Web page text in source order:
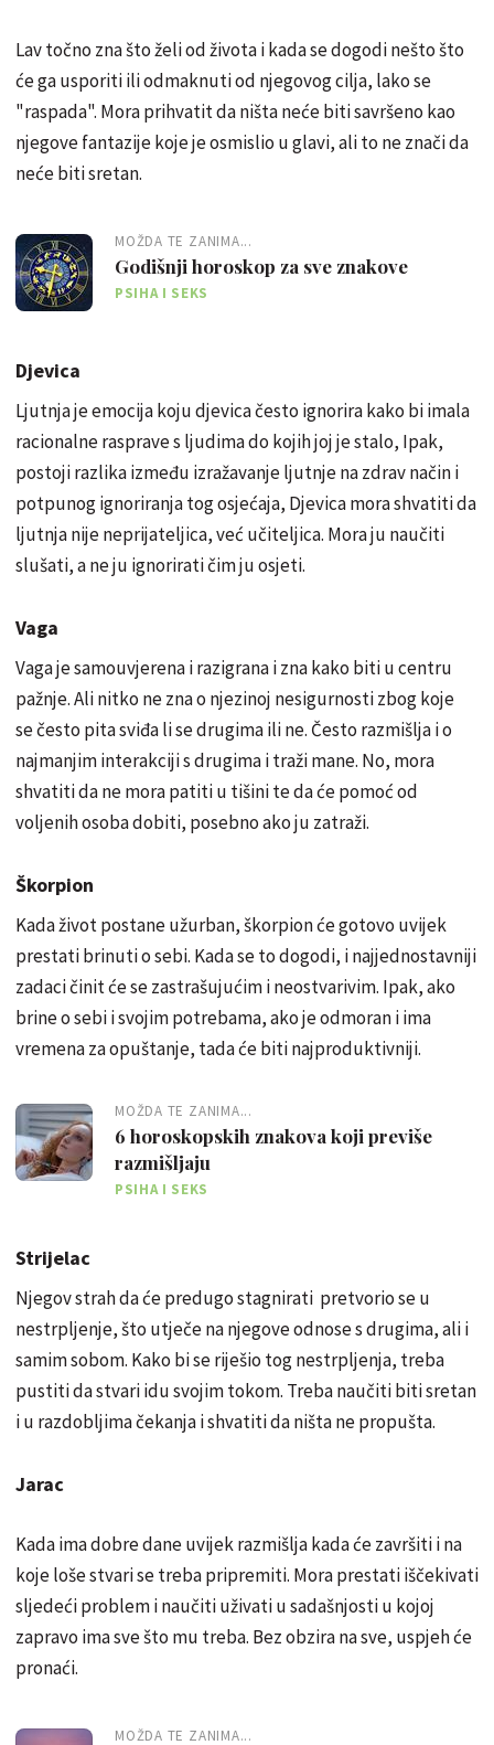
Lav točno zna što želi od života i kada se dogodi nešto što
će ga usporiti ili odmaknuti od njegovog cilja, lako se
"raspada". Mora prihvatit da ništa neće biti savršeno kao
njegove fantazije koje je osmislio u glavi, ali to ne znači da
neće biti sretan.
MOŽDA TE ZANIMA...
Godišnji horoskop za sve znakove
PSIHA I SEKS
Djevica
Ljutnja je emocija koju djevica često ignorira kako bi imala
racionalne rasprave s ljudima do kojih joj je stalo, Ipak,
postoji razlika između izražavanje ljutnje na zdrav način i
potpunog ignoriranja tog osjećaja, Djevica mora shvatiti da
ljutnja nije neprijateljica, već učiteljica. Mora ju naučiti
slušati, a ne ju ignorirati čim ju osjeti.
Vaga
Vaga je samouvjerena i razigrana i zna kako biti u centru
pažnje. Ali nitko ne zna o njezinoj nesigurnosti zbog koje
se često pita sviđa li se drugima ili ne. Često razmišlja i o
najmanjim interakciji s drugima i traži mane. No, mora
shvatiti da ne mora patiti u tišini te da će pomoć od
voljenih osoba dobiti, posebno ako ju zatraži.
Škorpion
Kada život postane užurban, škorpion će gotovo uvijek
prestati brinuti o sebi. Kada se to dogodi, i najjednostavniji
zadaci činit će se zastrašujućim i neostvarivim. Ipak, ako
brine o sebi i svojim potrebama, ako je odmoran i ima
vremena za opuštanje, tada će biti najproduktivniji.
MOŽDA TE ZANIMA...
6 horoskopskih znakova koji previše
razmišljaju
PSIHA I SEKS
Strijelac
Njegov strah da će predugo stagnirati pretvorio se u
nestrpljenje, što utječe na njegove odnose s drugima, ali i
samim sobom. Kako bi se riješio tog nestrpljenja, treba
pustiti da stvari idu svojim tokom. Treba naučiti biti sretan
i u razdobljima čekanja i shvatiti da ništa ne propušta.
Jarac
Kada ima dobre dane uvijek razmišlja kada će završiti i na
koje loše stvari se treba pripremiti. Mora prestati iščekivati
sljedeći problem i naučiti uživati u sadašnjosti u kojoj
zapravo ima sve što mu treba. Bez obzira na sve, uspjeh će
pronaći.
MOŽDA TE ZANIMA...